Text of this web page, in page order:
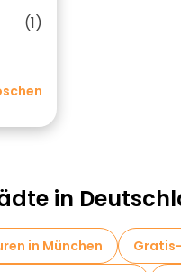
(1)
in
in München